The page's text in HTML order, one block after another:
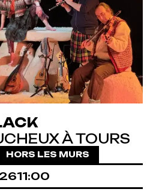
À TOURS
HORS LES MURS
11:00